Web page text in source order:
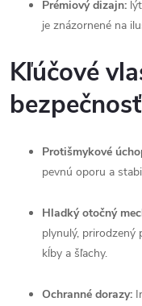
Prémiový dizajn:
je znázornené na
Kľúčové
bezpečnosť
Protišmykové
pevnú oporu a
Hladký otočný
plynulý, prirodzený
kĺby a šľachy.
Ochranné dorazy: